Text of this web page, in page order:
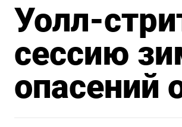
Уолл-
сессию
опасений